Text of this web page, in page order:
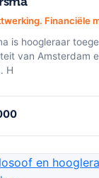
Financiële
is hoogleraar
van Amsterdam
H